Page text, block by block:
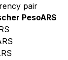
pair
PesoARS